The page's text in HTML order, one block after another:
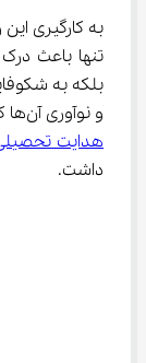
بلکه به
و نوآوری آن‌ها کمک خواهد کرد و با توجه به
هدایت
داشت.